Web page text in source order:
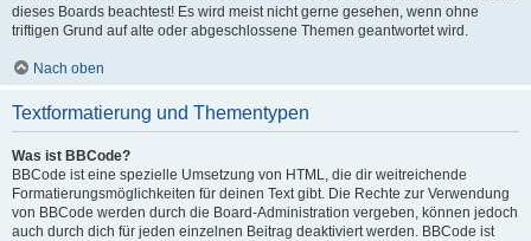
dieses Boards beachtest! Es wird meist nicht gerne gesehen, wenn ohne
triftigen Grund auf alte oder abgeschlossene Themen geantwortet wird.
Nach oben
Textformatierung und Thementypen
Was ist BBCode?
BBCode ist eine spezielle Umsetzung von HTML, die dir weitreichende
Formatierungsmöglichkeiten für deinen Text gibt. Die Rechte zur Verwendung
von BBCode werden durch die Board-Administration vergeben, können jedoch
auch durch dich für jeden einzelnen Beitrag deaktiviert werden. BBCode ist